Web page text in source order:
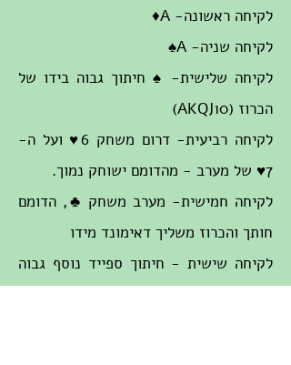
לקיחה ראשונה- A♦
לקיחה שניה- A♠
לקיחה שלישית- ♠ חיתוך גבוה בידו של
הכרוז (AKQJ10)
לקיחה רביעית- דרום משחק 6♥ ועל ה-
7♥ של מערב - מהדומם ישוחק נמוך.
לקיחה חמישית- מערב משחק ♣, הדומם
חותך והכרוז משליך דאימונד מידו
לקיחה שישית - חיתוך ספייד נוסף גבוה